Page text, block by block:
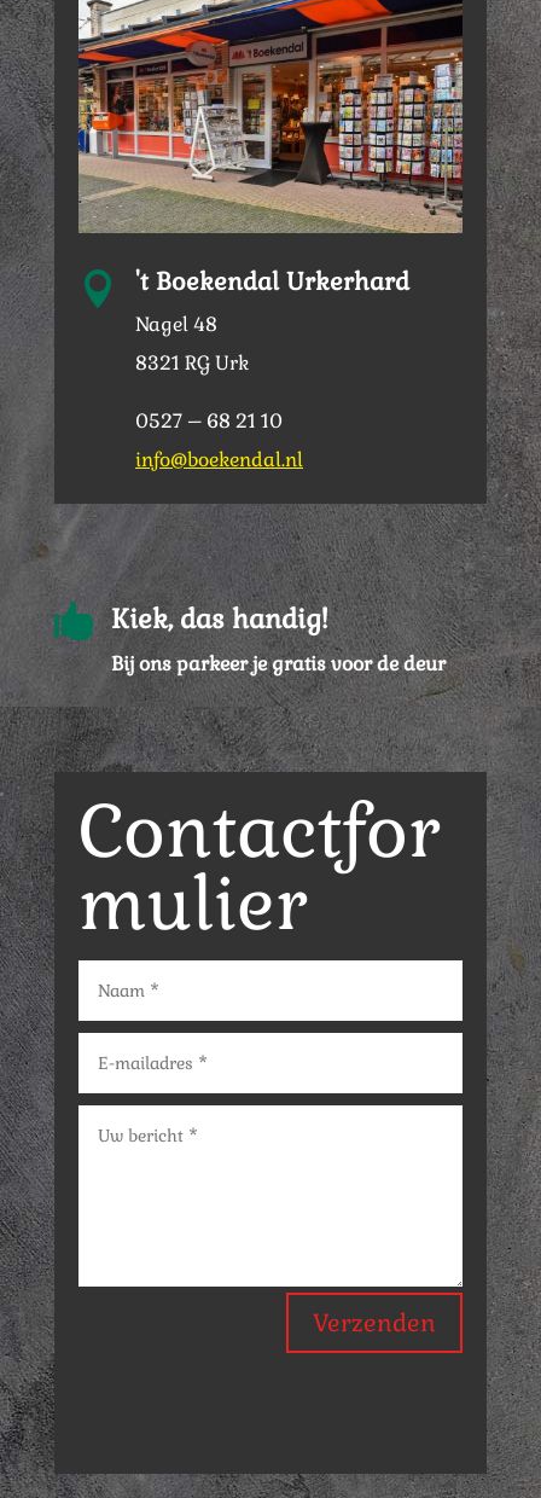
 't Boekendal Urkerhard
Nagel 48
8321 RG Urk
0527 – 68 21 10
info@boekendal.nl
 Kiek, das handig!
Bij ons parkeer je gratis voor de deur
Contactfor
mulier
Verzenden